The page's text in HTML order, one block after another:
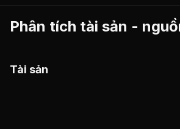
Phân tích tài sản -
Tài sản